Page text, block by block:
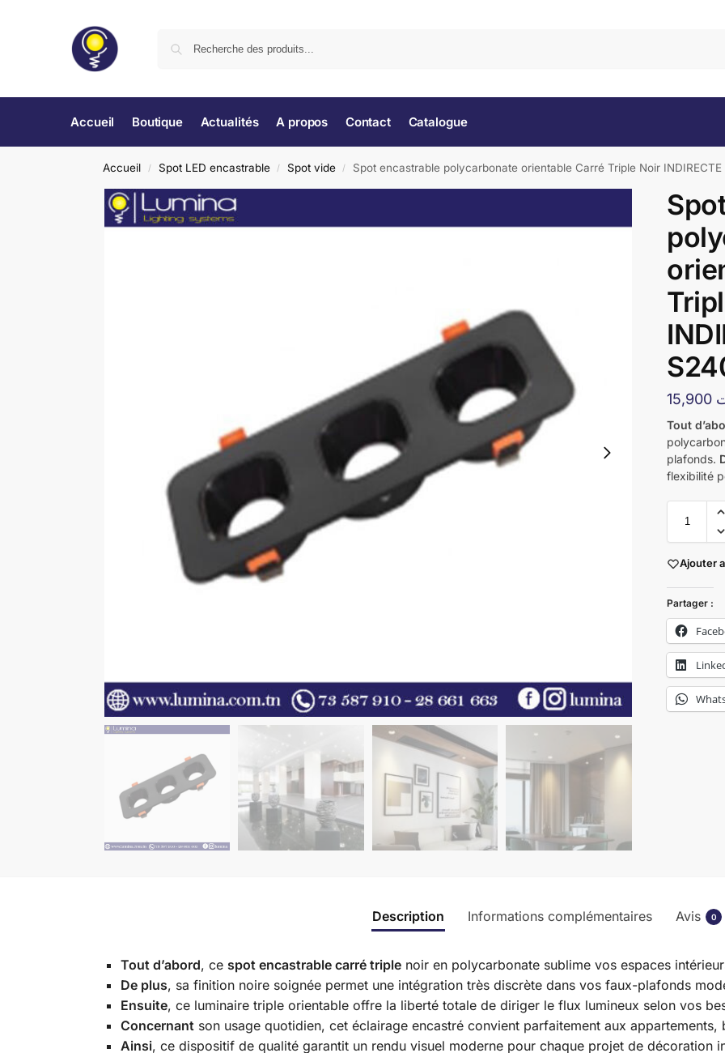
Accueil Boutique Actualités A propos Contact Catalogue
Accueil / Spot LED encastrable / Spot vide / Spot encastrable polycarbonate orientable Carré Triple Noir
Tout
plafonds.
flexibilité
Ajouter
Partager :
Description Informations complémentaires Avis 0
Tout d’abord, ce spot encastrable carré triplenoir en polycarbonate sublime vos espaces
De plus, sa finition noire soignée permet une intégration très discrète dans vos faux-plafonds
Ensuite, ce luminaire triple orientable offre la liberté totale de diriger le flux lumineux selon vos
Concernantson usage quotidien, cet éclairage encastré convient parfaitement aux appartements,
Ainsi, ce dispositif de qualité garantit un rendu visuel moderne pour chaque projet de décoration